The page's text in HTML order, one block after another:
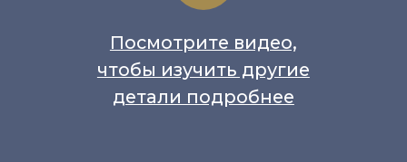
Консервирование
бассейнов